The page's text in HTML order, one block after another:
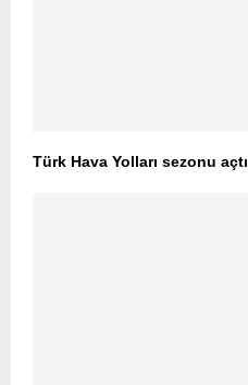
Türk Hava Yolları sezonu açtı